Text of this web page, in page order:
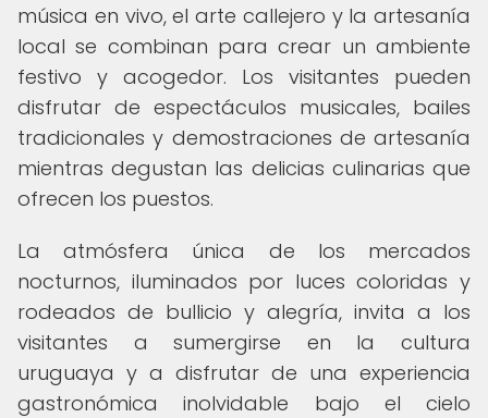
música en vivo, el arte callejero y la artesanía
local se combinan para crear un ambiente
festivo y acogedor. Los visitantes pueden
disfrutar de espectáculos musicales, bailes
tradicionales y demostraciones de artesanía
mientras degustan las delicias culinarias que
ofrecen los puestos.
La atmósfera única de los mercados
nocturnos, iluminados por luces coloridas y
rodeados de bullicio y alegría, invita a los
visitantes a sumergirse en la cultura
uruguaya y a disfrutar de una experiencia
gastronómica inolvidable bajo el cielo